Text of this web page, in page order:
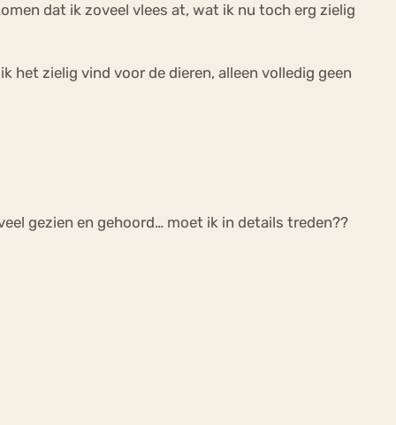
dat ik zoveel vlees at, wat ik nu toch erg zielig
het zielig vind voor de dieren, alleen volledig geen
gezien en gehoord… moet ik in details treden??